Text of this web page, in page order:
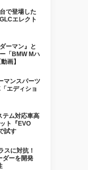
で登場した
エレクト
ーマン』と
「BMW Mハ
画】
マンスパーツ
エディショ
テム対応車高
ト『EVO
試す
スに対抗！
ダーを開発